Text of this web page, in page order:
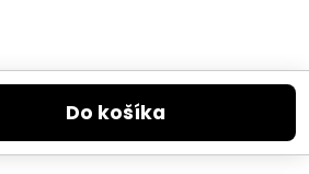
Do košíka